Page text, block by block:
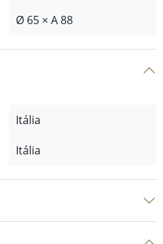
Ø 65 × A 88
Itália
Itália